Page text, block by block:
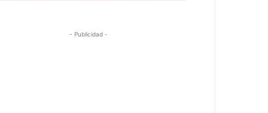
- Publicidad -